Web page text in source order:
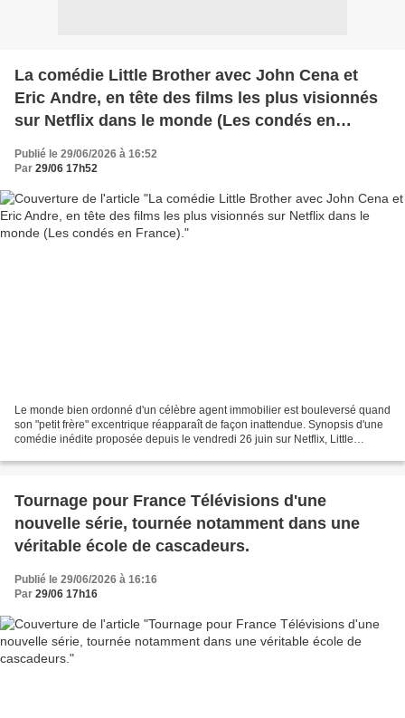
La comédie Little Brother avec John Cena et
Eric Andre, en tête des films les plus visionnés
sur Netflix dans le monde (Les condés en
Publié le 29/06/2026 à 16:52
Par 29/06 17h52
Le monde bien ordonné d'un célèbre agent immobilier est bouleversé quand
son "petit frère" excentrique réapparaît de façon inattendue. Synopsis d'une
comédie inédite proposée depuis le vendredi 26 juin sur Netflix, Little
Tournage pour France Télévisions d'une
nouvelle série, tournée notamment dans une
véritable école de cascadeurs.
Publié le 29/06/2026 à 16:16
Par 29/06 17h16